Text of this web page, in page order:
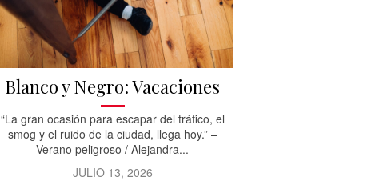
Blanco y Negro: Vacaciones
“La gran ocasión para escapar del tráfico, el
smog y el ruido de la ciudad, llega hoy.” –
Verano peligroso / Alejandra...
JULIO 13, 2026